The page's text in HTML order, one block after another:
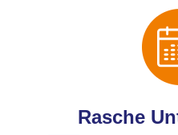
Rasche